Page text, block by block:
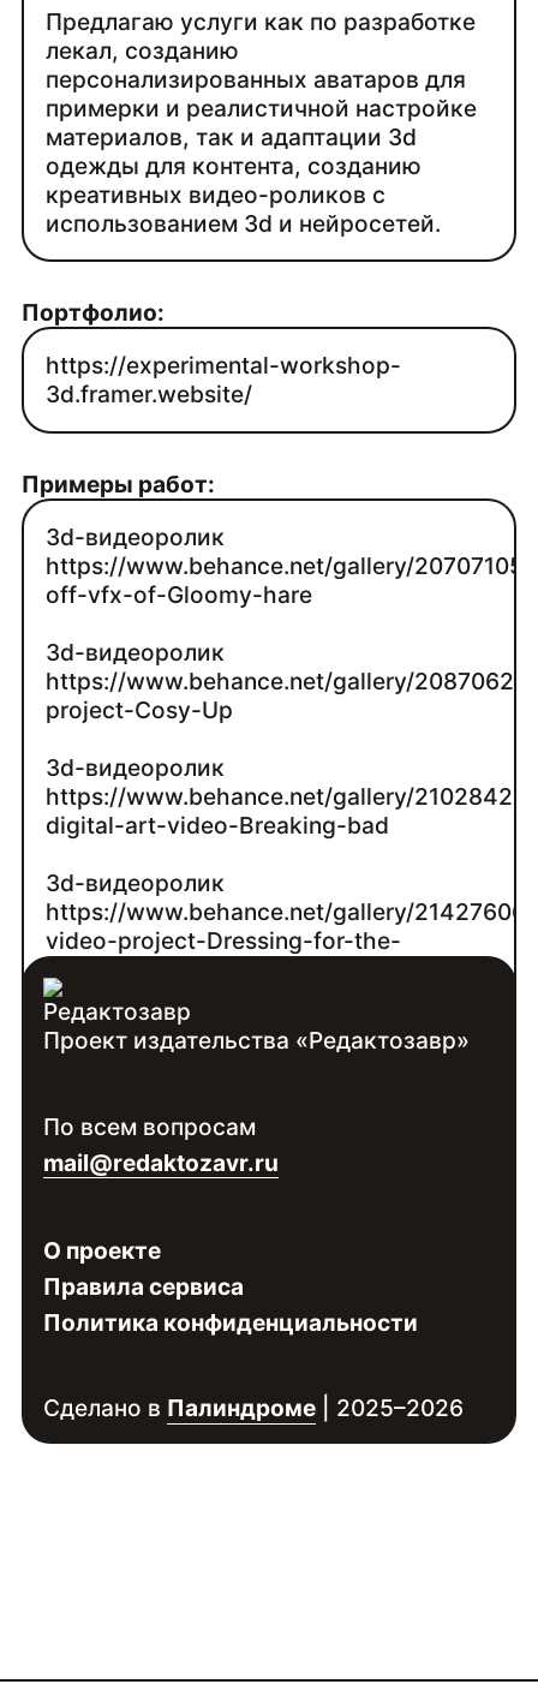
Предлагаю услуги как по разработке
лекал, созданию
персонализированных аватаров для
примерки и реалистичной настройке
материалов, так и адаптации 3d
одежды для контента, созданию
креативных видео-роликов с
использованием 3d и нейросетей.
Портфолио:
https://experimental-workshop-
3d.framer.website/
Примеры работ:
3d-видеоролик
https://www.behance.net/gallery/
off-vfx-of-Gloomy-hare
3d-видеоролик
https://www.behance.net/gallery/
project-Cosy-Up
3d-видеоролик
https://www.behance.net/gallery/
digital-art-video-Breaking-bad
3d-видеоролик
https://www.behance.net/gallery/
video-project-Dressing-for-the-
Контакты:
Войдите
специалиста
Проект издательства «Редактозавр»
По всем вопросам
mail@redaktozavr.ru
О проекте
Правила сервиса
Политика конфиденциальности
Сделано в Палиндроме| 2025–2026